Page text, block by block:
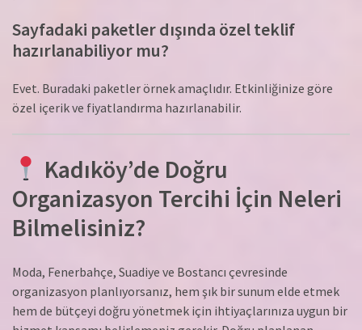
Sayfadaki paketler dışında özel teklif
hazırlanabiliyor mu?
Evet. Buradaki paketler örnek amaçlıdır. Etkinliğinize göre
özel içerik ve fiyatlandırma hazırlanabilir.
Kadıköy’de Doğru
Organizasyon Tercihi İçin Neleri
Bilmelisiniz?
Moda, Fenerbahçe, Suadiye ve Bostancı çevresinde
organizasyon planlıyorsanız, hem şık bir sunum elde etmek
hem de bütçeyi doğru yönetmek için ihtiyaçlarınıza uygun bir